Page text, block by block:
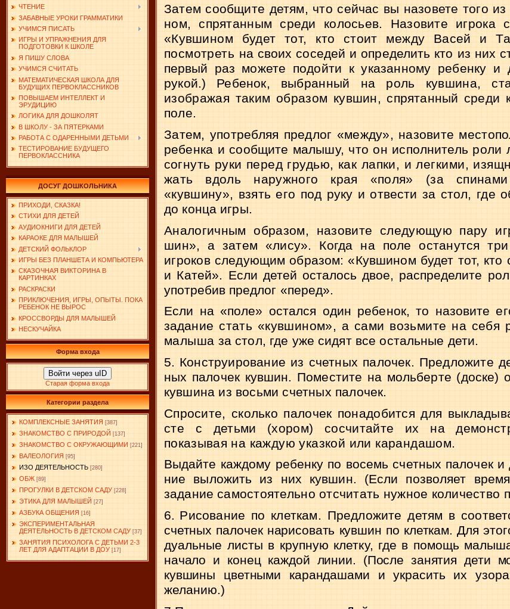
ЧТЕНИЕ
ЗАБАВНЫЕ УРОКИ ГРАММАТИКИ
УЧИМСЯ ПИСАТЬ
ИГРЫ И УПРАЖНЕНИЯ ДЛЯ
ПОДГОТОВКИ К ШКОЛЕ
Я ПИШУ СЛОВА
УЧИМСЯ СЧИТАТЬ
МАТЕМАТИЧЕСКАЯ ШКОЛА ДЛЯ
БУДУЩИХ ПЕРВОКЛАССНИКОВ
ПОВЫШАЕМ ИНТЕЛЛЕКТ И
ЭРУДИЦИЮ
ЛОГИКА ДЛЯ ДОШКОЛЯТ
В ШКОЛУ - ЗА ПЯТЕРКАМИ
РАБОТА С ОДАРЕННЫМИ ДЕТЬМИ
ТЕСТИРОВАНИЕ БУДУЩЕГО
ПЕРВОКЛАССНИКА
ДОСУГ ДОШКОЛЬНИКА
ПРИХОДИ, СКАЗКА!
СТИХИ ДЛЯ ДЕТЕЙ
АУДИОКНИГИ ДЛЯ ДЕТЕЙ
КАРАОКЕ ДЛЯ МАЛЫШЕЙ
ДЕТСКИЙ ФОЛЬКЛОР
ИГРЫ БЕЗ ПЛАНШЕТА И КОМПЬЮТЕРА
СКАЗОЧНАЯ ВИКТОРИНА В
КАРТИНКАХ
РАСКРАСКИ
ПРИКЛЮЧЕНИЯ, ИГРЫ, ОПЫТЫ. ПОКА
РЕБЕНОК НЕ ВЫРОС
КРОССВОРДЫ ДЛЯ МАЛЫШЕЙ
НЕСКУЧАЙКА
Форма входа
Войти через uID
Старая форма входа
Категории раздела
КОМПЛЕКСНЫЕ ЗАНЯТИЯ [387]
ЗНАКОМСТВО С ПРИРОДОЙ [137]
ЗНАКОМСТВО С ОКРУЖАЮЩИМИ [221]
ВАЛЕОЛОГИЯ [95]
ИЗО ДЕЯТЕЛЬНОСТЬ [280]
ОБЖ [89]
ПРОГУЛКИ В ДЕТСКОМ САДУ [228]
ЭТИКА ДЛЯ МАЛЫШЕЙ [27]
АЗБУКА ОБЩЕНИЯ [16]
ЭКСПЕРИМЕНТАЛЬНАЯ
ДЕЯТЕЛЬНОСТЬ В ДЕТСКОМ САДУ [37]
ЗАНЯТИЯ ПСИХОЛОГА С ДЕТЬМИ 2-3
ЛЕТ ДЛЯ АДАПТАЦИИ В ДОУ [17]
Затем сообщите детям, что сейчас вы назовете того
ном, спрятанным среди колосьев. Назовите игрока
«Кув­шином будет тот, кто стоит между Васей и
посмотреть на своих соседей и определить кто из них
первый раз мо­жете подойти к указанному ребенку и
рукой.) Ребенок, вы­бранный на роль кувшина,
изображая таким образом кув­шин, спрятанный среди
поле.
Затем, употребляя предлог «между», назовите
ребенка и сообщите малышу, что он исполнитель
со­гнуть руки перед грудью, как лапки, и легкими,
жать вдоль наружного края «поля» (за спинами
«кувшину», взять его под руку и отвести за стол, где
до конца игры.
Аналогичным образом, назовите следующую пару
шин», а затем «лису». Когда на поле останутся три
игроковследующим образом: «Кувшином будет тот, кто
и Катей». Если детей осталось двое, распределите
употребив пред­лог «перед».
Если на «поле» остался один ребенок, то назовите
зада­ние стать «кувшином», а сами возьмите на себя
малыша за стол, где уже сидят все остальные дети.
5. Конструирование из счетных палочек. Предложите
ных палочек кувшин. Поместите на мольберте (доске)
кув­шина из восьми счетных палочек.
Спросите, сколько палочек понадобится для
сте с детьми (хором) сосчитайте их на
показывая на каждую указкой или карандашом.
Выдайте каждому ребенку по восемь счетных палочек
ние выложить из них кувшин. (Если позволяет
заданиесамостоятельно отсчитать нужное количество
6. Рисование по клеткам. Предложите детям в
счетных палочек нарисовать кувшин по клеткам. Для
дуальные листы в крупную клетку, где в помощь
начало и конец каждой линии. (После занятия дети
кувшины цветными карандашами и украсить их
желанию.)